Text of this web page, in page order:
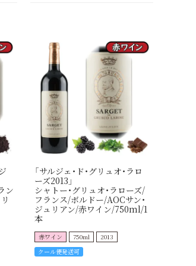
ン
「サルジェ・ド・グリュオ・ラロ
ーズ2013」
シャトー・グリュオ・ラローズ/
フランス/ボルドー/AOCサン・
ジュリアン/赤ワイン/750ml/1
本
赤ワイン 750ml
2013
クール便発送可